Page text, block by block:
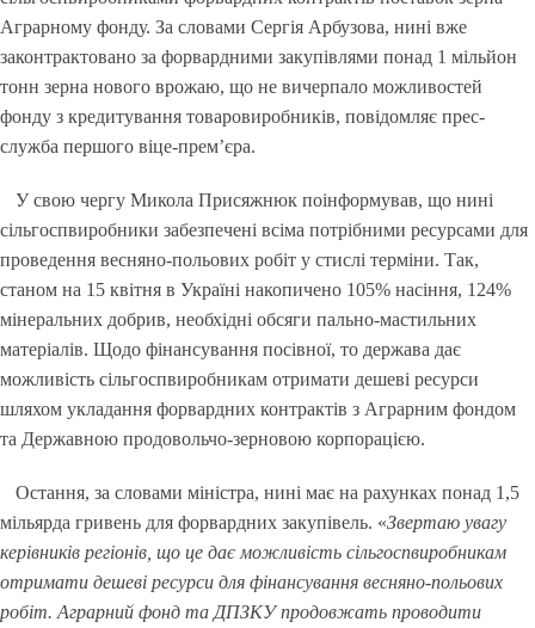
Аграрному фонду. За словами Сергія Арбузова, нині вже
законтрактовано за форвардними закупівлями понад 1 мільйон
тонн зерна нового врожаю, що не вичерпало можливостей
фонду з кредитування товаровиробників, повідомляє прес-
служба першого віце-прем’єра.
У свою чергу Микола Присяжнюк поінформував, що нині
сільгоспвиробники забезпечені всіма потрібними ресурсами для
проведення весняно-польових робіт у стислі терміни. Так,
станом на 15 квітня в Україні накопичено 105% насіння, 124%
мінеральних добрив, необхідні обсяги пально-мастильних
матеріалів. Щодо фінансування посівної, то держава дає
можливість сільгоспвиробникам отримати дешеві ресурси
шляхом укладання форвардних контрактів з Аграрним фондом
та Державною продовольчо-зерновою корпорацією.
Остання, за словами міністра, нині має на рахунках понад 1,5
мільярда гривень для форвардних закупівель. «Звертаю увагу
керівників регіонів, що це дає можливість сільгоспвиробникам
отримати дешеві ресурси для фінансування весняно-польових
робіт. Аграрний фонд та ДПЗКУ продовжать проводити